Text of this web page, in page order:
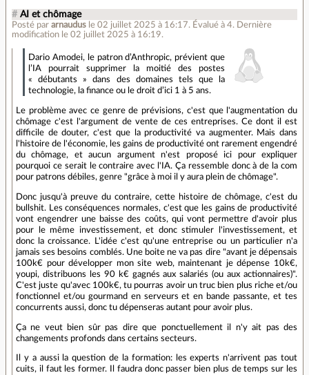
# AI et chômage
Posté par arnaudus le 02 juillet 2025 à 16:17. Évalué à 4. Dernière
modification le 02 juillet 2025 à 16:19.
Dario Amodei, le patron d’Anthropic, prévient que
l’IA pourrait supprimer la moitié des postes
« débutants » dans des domaines tels que la
technologie, la finance ou le droit d’ici 1 à 5 ans.
Le problème avec ce genre de prévisions, c'est que l'augmentation du
chômage c'est l'argument de vente de ces entreprises. Ce dont il est
difficile de douter, c'est que la productivité va augmenter. Mais dans
l'histoire de l'économie, les gains de productivité ont rarement engendré
du chômage, et aucun argument n'est proposé ici pour expliquer
pourquoi ce serait le contraire avec l'IA. Ça ressemble donc à de la com
pour patrons débiles, genre "grâce à moi il y aura plein de chômage".
Donc jusqu'à preuve du contraire, cette histoire de chômage, c'est du
bullshit. Les conséquences normales, c'est que les gains de productivité
vont engendrer une baisse des coûts, qui vont permettre d'avoir plus
pour le même investissement, et donc stimuler l'investissement, et
donc la croissance. L'idée c'est qu'une entreprise ou un particulier n'a
jamais ses besoins comblés. Une boite ne va pas dire "avant je dépensais
100k€ pour développer mon site web, maintenant je dépense 10k€,
youpi, distribuons les 90 k€ gagnés aux salariés (ou aux actionnaires)".
C'est juste qu'avec 100k€, tu pourras avoir un truc bien plus riche et/ou
fonctionnel et/ou gourmand en serveurs et en bande passante, et tes
concurrents aussi, donc tu dépenseras autant pour avoir plus.
Ça ne veut bien sûr pas dire que ponctuellement il n'y ait pas des
changements profonds dans certains secteurs.
Il y a aussi la question de la formation: les experts n'arrivent pas tout
cuits, il faut les former. Il faudra donc passer bien plus de temps sur les